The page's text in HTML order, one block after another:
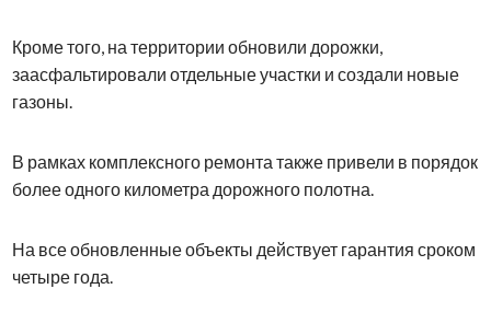
Кроме того, на территории обновили дорожки,
заасфальтировали отдельные участки и создали новые
газоны.
В рамках комплексного ремонта также привели в порядок
более одного километра дорожного полотна.
На все обновленные объекты действует гарантия сроком
четыре года.